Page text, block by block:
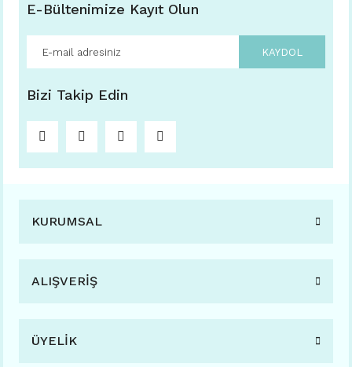
E-Bültenimize Kayıt Olun
KAYDOL
Bizi Takip Edin
KURUMSAL
ALIŞVERİŞ
ÜYELİK